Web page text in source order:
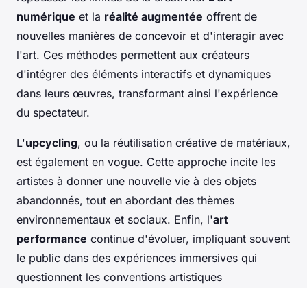
numérique et la réalité augmentée offrent de
nouvelles manières de concevoir et d'interagir avec
l'art. Ces méthodes permettent aux créateurs
d'intégrer des éléments interactifs et dynamiques
dans leurs œuvres, transformant ainsi l'expérience
du spectateur.
L'upcycling, ou la réutilisation créative de matériaux,
est également en vogue. Cette approche incite les
artistes à donner une nouvelle vie à des objets
abandonnés, tout en abordant des thèmes
environnementaux et sociaux. Enfin, l'art
performance continue d'évoluer, impliquant souvent
le public dans des expériences immersives qui
questionnent les conventions artistiques